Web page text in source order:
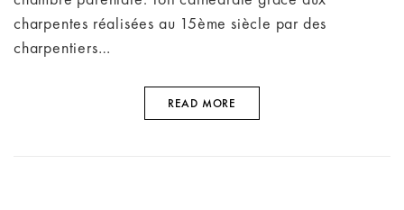
charpentes réalisées au 15ème siècle par des
charpentiers…
READ MORE